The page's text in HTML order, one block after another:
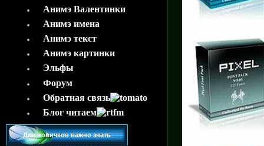
Анимэ Валентинки
Aнимэ имена
Анимэ текст
Анимэ картинки
Эльфы
Форум
Обратная связь
Блог читаем
Для новичков важно знать